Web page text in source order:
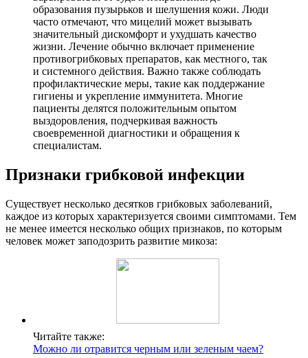
образования пузырьков и шелушения кожи. Люди
часто отмечают, что мицелий может вызывать
значительный дискомфорт и ухудшать качество
жизни. Лечение обычно включает применение
противогрибковых препаратов, как местного, так
и системного действия. Важно также соблюдать
профилактические меры, такие как поддержание
гигиены и укрепление иммунитета. Многие
пациенты делятся положительным опытом
выздоровления, подчеркивая важность
своевременной диагностики и обращения к
специалистам.
Признаки грибковой инфекции
Существует несколько десятков грибковых заболеваний,
каждое из которых характеризуется своими симптомами. Тем
не менее имеется несколько общих признаков, по которым
человек может заподозрить развитие микоза:
Читайте также:
Можно ли отравится черным или зеленым чаем?